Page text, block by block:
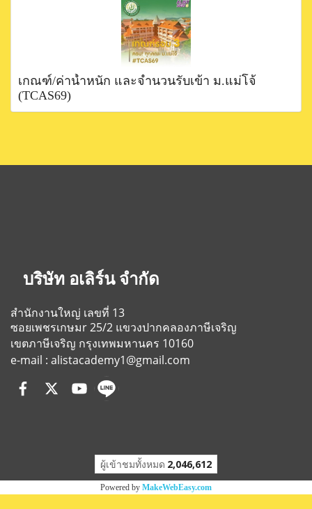
เกณฑ์/ค่าน้ำหนัก และจำนวนรับเข้า ม.แม่โจ้
(TCAS69)
บริษัท อเลิร์น จำกัด
สำนักงานใหญ่ เลขที่ 13
ซอยเพชรเกษมr 25/2 แขวงปากคลองภาษีเจริญ
เขตภาษีเจริญ กรุงเทพมหานคร 10160
e-mail : alistacademy1@gmail.com
ผู้เข้าชมวันนี้ 41
Powered by MakeWebEasy.com